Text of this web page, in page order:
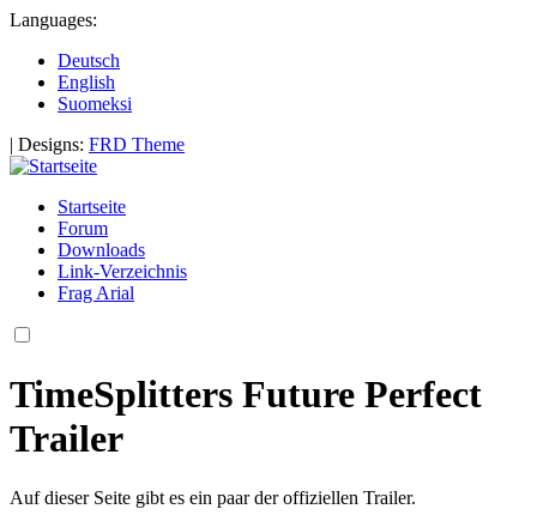
Languages:
Deutsch
English
Suomeksi
| Designs: FRD Theme
Startseite
Forum
Downloads
Link-Verzeichnis
Frag Arial
TimeSplitters Future Perfect
Trailer
Auf dieser Seite gibt es ein paar der offiziellen Trailer.